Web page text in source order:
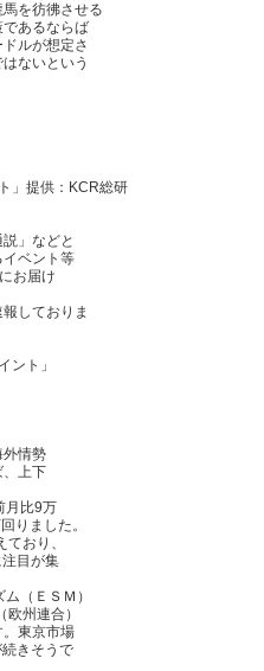
を彷彿させる
あるならば
ルが想定さ
ないという
」提供：KCR総研
」などと
ベント等
お届け
しておりま
ント」
外情勢
、上下
月比9万
りました。
おり、
目が集
（ＥＳＭ）
州連合）
東京市場
きそうで